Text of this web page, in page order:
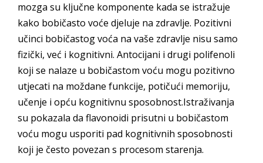
mozga su ključne komponente kada se istražuje
kako bobičasto voće djeluje na zdravlje. Pozitivni
učinci bobičastog voća na vaše zdravlje nisu samo
fizički, već i kognitivni. Antocijani i drugi polifenoli
koji se nalaze u bobičastom voću mogu pozitivno
utjecati na moždane funkcije, potičući memoriju,
učenje i opću kognitivnu sposobnost.Istraživanja
su pokazala da flavonoidi prisutni u bobičastom
voću mogu usporiti pad kognitivnih sposobnosti
koji je često povezan s procesom starenja.